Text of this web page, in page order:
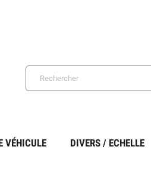
VÉHICULE DIVERS / ECHELLE